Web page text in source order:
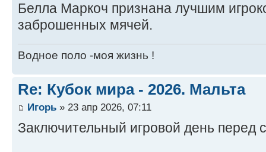
Белла Маркоч признана лучшим
заброшенных мячей.
Водное поло -моя жизнь !
Re: Кубок мира - 2026. Мальта
Игорь » 23 апр 2026, 07:11
Заключительный игровой день